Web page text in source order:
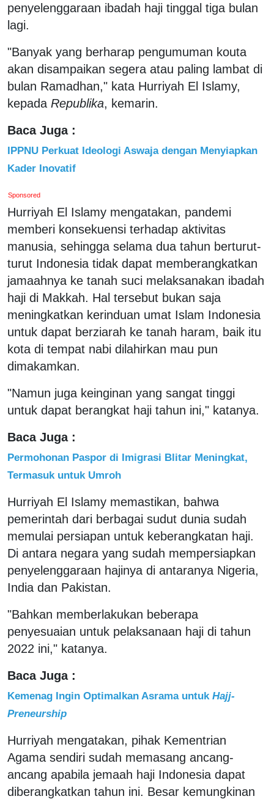
penyelenggaraan ibadah haji tinggal tiga bulan
lagi.
"Banyak yang berharap pengumuman kouta
akan disampaikan segera atau paling lambat di
bulan Ramadhan," kata Hurriyah El Islamy,
kepada Republika, kemarin.
Baca Juga :
IPPNU Perkuat Ideologi Aswaja dengan Menyiapkan
Kader Inovatif
Sponsored
Hurriyah El Islamy mengatakan, pandemi
memberi konsekuensi terhadap aktivitas
manusia, sehingga selama dua tahun berturut-
turut Indonesia tidak dapat memberangkatkan
jamaahnya ke tanah suci melaksanakan ibadah
haji di Makkah. Hal tersebut bukan saja
meningkatkan kerinduan umat Islam Indonesia
untuk dapat berziarah ke tanah haram, baik itu
kota di tempat nabi dilahirkan mau pun
dimakamkan.
"Namun juga keinginan yang sangat tinggi
untuk dapat berangkat haji tahun ini," katanya.
Baca Juga :
Permohonan Paspor di Imigrasi Blitar Meningkat,
Termasuk untuk Umroh
Hurriyah El Islamy memastikan, bahwa
pemerintah dari berbagai sudut dunia sudah
memulai persiapan untuk keberangkatan haji.
Di antara negara yang sudah mempersiapkan
penyelenggaraan hajinya di antaranya Nigeria,
India dan Pakistan.
"Bahkan memberlakukan beberapa
penyesuaian untuk pelaksanaan haji di tahun
2022 ini," katanya.
Baca Juga :
Kemenag Ingin Optimalkan Asrama untuk Hajj-
Preneurship
Hurriyah mengatakan, pihak Kementrian
Agama sendiri sudah memasang ancang-
ancang apabila jemaah haji Indonesia dapat
diberangkatkan tahun ini. Besar kemungkinan